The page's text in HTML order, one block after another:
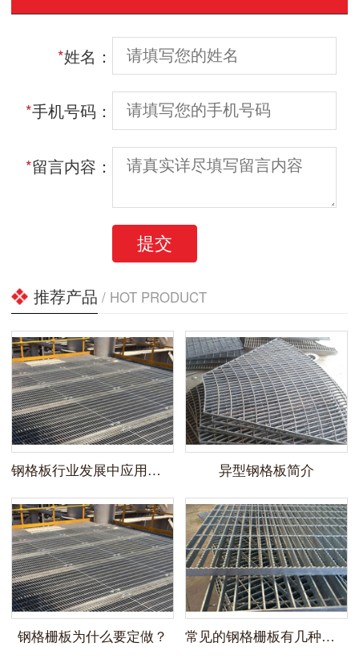
*姓名：
*手机号码：
*留言内容：
提交
推荐产品 / HOT PRODUCT
钢格板行业发展中应用应用领域 异型钢格板简介
钢格栅板为什么要定做？ 常见的钢格栅板有几种分类？